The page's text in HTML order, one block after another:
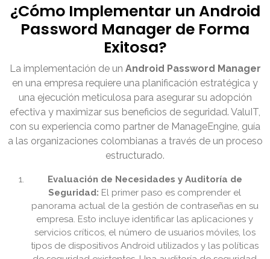
¿Cómo Implementar un Android
Password Manager de Forma
Exitosa?
La implementación de un Android Password Manager
en una empresa requiere una planificación estratégica y
una ejecución meticulosa para asegurar su adopción
efectiva y maximizar sus beneficios de seguridad. ValuIT,
con su experiencia como partner de ManageEngine, guía
a las organizaciones colombianas a través de un proceso
estructurado.
Evaluación de Necesidades y Auditoría de
Seguridad: El primer paso es comprender el
panorama actual de la gestión de contraseñas en su
empresa. Esto incluye identificar las aplicaciones y
servicios críticos, el número de usuarios móviles, los
tipos de dispositivos Android utilizados y las políticas